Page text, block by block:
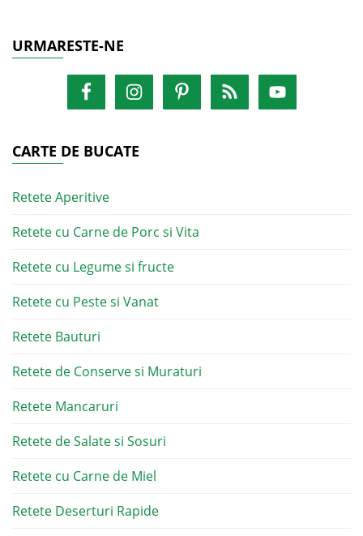
URMARESTE-NE
CARTE DE BUCATE
Retete Aperitive
Retete cu Carne de Porc si Vita
Retete cu Legume si fructe
Retete cu Peste si Vanat
Retete Bauturi
Retete de Conserve si Muraturi
Retete Mancaruri
Retete de Salate si Sosuri
Retete cu Carne de Miel
Retete Deserturi Rapide